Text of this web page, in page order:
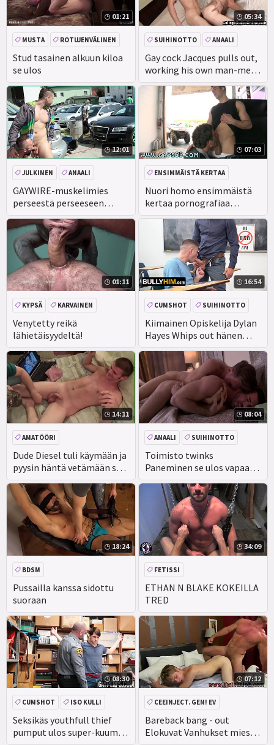
01:21
Stud tasainen alkuun kiloa
se ulos
MUSTA
ROTUJENVÄLINEN
PERSE
05:34
Gay cock Jacques pulls out,
working his own man-meat
with his hand,
SUIHINOTTO ANAALI
12:01
GAYWIRE-muskelimies
perseestä perseeseen
julkisesti! Ei Tarvitse
Hävetä. KUKAAN.
JULKINEN ANAALI
07:03
Nuori homo ensimmäistä
kertaa pornografiaa
Kiinassa tällä viikolla
julkisessa päivityksessä im
ENSIMMÄISTÄ KERTAA
JULKINEN
ULKONA
TODELLISUUS
01:11
Venytetty reikä
lähietäisyydeltä!
KYPSÄ KARVAINEN
16:54
Kiimainen Opiskelija Dylan
Hayes Whips out hänen
valtava seisokki ja taipuu
professori' s Desk-kiusaa
häntä
CUMSHOT
SUIHINOTTO
DOMINATION
ANAALI
14:11
Dude Diesel tuli käymään ja
pyysin häntä vetämään sen
minulle! JSG
AMATÖÖRI
08:04
Toimisto twinks
Paneminen se ulos vapaa-
ajan asunto
ANAALI
SUIHINOTTO
CEEINJECT. GEN! EV
18:24
Pussailla kanssa sidottu
suoraan
BDSM
34:09
ETHAN N BLAKE KOKEILLA
TRED
FETISSI
08:30
Seksikäs youthfull thief
pumput ulos super-kuuma
CUMSHOT
ISO KULLI
SUIHINOTTO
YHTENÄINEN
07:12
Bareback bang - out
Elokuvat Vanhukset mies
CEEINJECT. GEN! EV